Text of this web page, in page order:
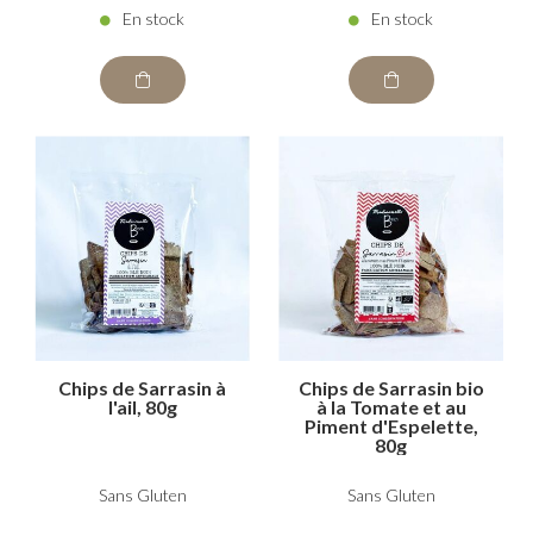
En stock En stock
Chips de Sarrasin à
l'ail, 80g
Sans Gluten
Chips de Sarrasin bio
à la Tomate et au
Piment d'Espelette,
80g
Sans Gluten